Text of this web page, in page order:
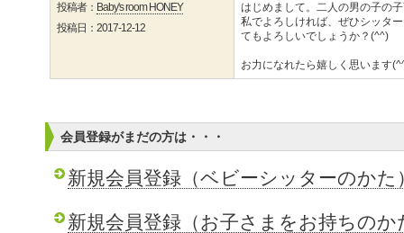
投稿者： Baby's room HONEY
投稿日：2017-12-12
はじめまして。二人の男の子の
私でよろしければ、ぜひシッタ
てもよろしいでしょうか？(^^)
お力になれたら嬉しく思います
会員登録がまだの方は・・・
新規会員登録（ベビーシッターのかた
新規会員登録（お子さまをお持ちのか